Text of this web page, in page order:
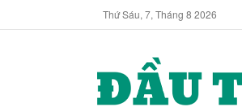
Thứ Sáu, 7, Tháng 8 2026